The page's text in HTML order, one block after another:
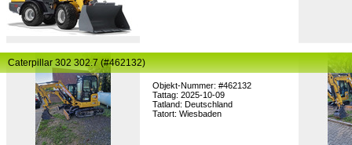
Objekt-Nummer: #462132
Tattag: 2025-10-09
Tatland: Deutschland
Tatort: Wiesbaden
Caterpillar 302 302.7 (#462132)